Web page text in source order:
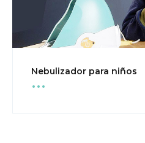
Nebulizador para niños
...